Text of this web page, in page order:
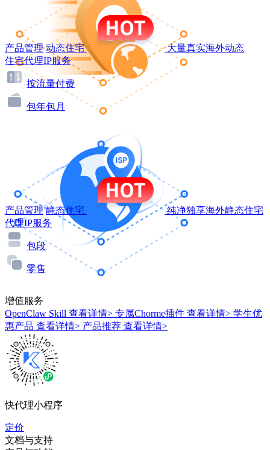
产品管理 动态住宅
大量真实海外动态
住宅代理IP服务
按流量付费
包年包月
产品管理 静态住宅
纯净独享海外静态住宅
代理IP服务
包段
零售
增值服务
OpenClaw Skill 查看详情> 专属Chorme插件 查看详情> 学生优
惠产品 查看详情> 产品推荐 查看详情>
快代理小程序
定价
文档与支持